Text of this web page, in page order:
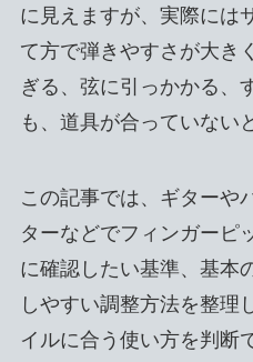
に見えますが、実際には
て方で弾きやすさが大き
ぎる、弦に引っかかる、
も、道具が合っていない
この記事では、ギターや
ターなどでフィンガーピ
に確認したい基準、基本
しやすい調整方法を整理
イルに合う使い方を判断